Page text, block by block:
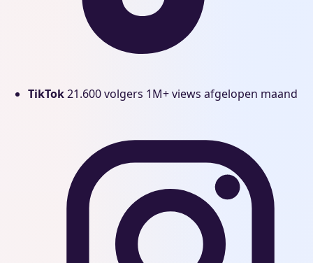
TikTok21.600 volgers 1M+ views afgelopen maand